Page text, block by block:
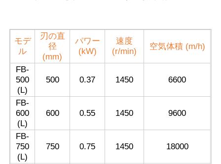
ホーム
モデ
ル
刃の直
径
(mm)
パワー
(kW)
速度
(r/min)
空気体積 (m/h)
FB-
500
(L)
500 0.37 1450 6600
FB-
600
(L)
600 0.55 1450 9600
FB-
750
(L)
750 0.75 1450 18000